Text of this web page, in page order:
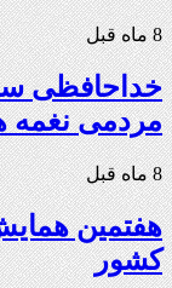
8 ماه قبل
خداحافظی
مردمی
8 ماه قبل
هفتمین
کشور